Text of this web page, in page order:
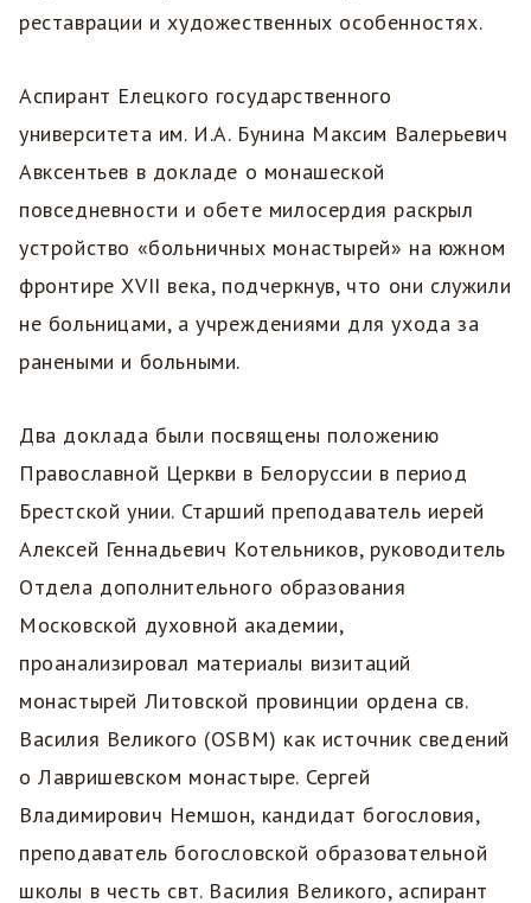
реставрации и художественных особенностях.
Аспирант Елецкого государственного
университета им. И.А. Бунина Максим Валерьевич
Авксентьев в докладе о монашеской
повседневности и обете милосердия раскрыл
устройство «больничных монастырей» на южном
фронтире XVII века, подчеркнув, что они служили
не больницами, а учреждениями для ухода за
ранеными и больными.
Два доклада были посвящены положению
Православной Церкви в Белоруссии в период
Брестской унии. Старший преподаватель иерей
Алексей Геннадьевич Котельников, руководитель
Отдела дополнительного образования
Московской духовной академии,
проанализировал материалы визитаций
монастырей Литовской провинции ордена св.
Василия Великого (OSBM) как источник сведений
о Лавришевском монастыре. Сергей
Владимирович Немшон, кандидат богословия,
преподаватель богословской образовательной
школы в честь свт. Василия Великого, аспирант